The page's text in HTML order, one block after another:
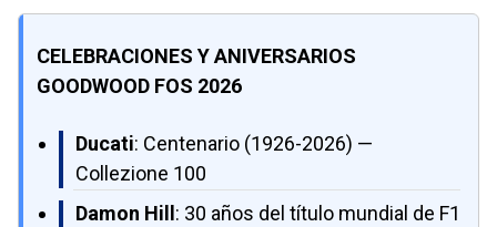
CELEBRACIONES Y ANIVERSARIOS
GOODWOOD FOS 2026
Ducati: Centenario (1926-2026) —
Collezione 100
Damon Hill : 30 años del título mundial de F1